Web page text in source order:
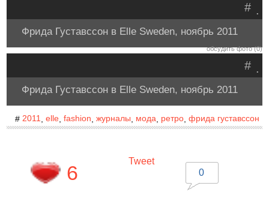
.
#
Фрида Густавссон в Elle Sweden, ноябрь 2011
обсудить фото (0)
.
#
Фрида Густавссон в Elle Sweden, ноябрь 2011
# 2011 elle, fashion журналы мода, ретро, фрида густавссон
6
Tweet
0